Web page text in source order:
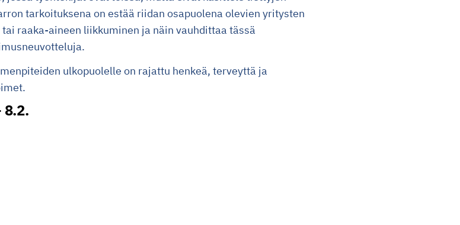
tarkoituksena on estää riidan osapuolena olevien yritysten
raaka-aineen liikkuminen ja näin vauhdittaa tässä
ulkopuolelle on rajattu henkeä, terveyttä ja
8.2.